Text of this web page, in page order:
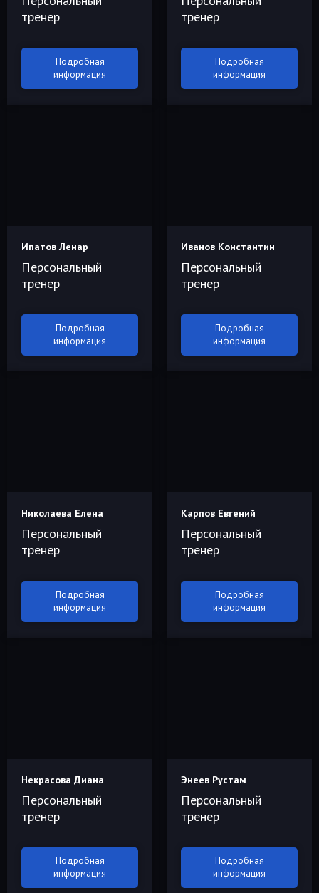
тренер
Подробная
информация
тренер
Подробная
информация
Ипатов Ленар
Персональный
тренер
Подробная
информация
Иванов Константин
Персональный
тренер
Подробная
информация
Николаева Елена
Персональный
тренер
Подробная
информация
Карпов Евгений
Персональный
тренер
Подробная
информация
Некрасова Диана
Персональный
тренер
Подробная
информация
Энеев Рустам
Персональный
тренер
Подробная
информация